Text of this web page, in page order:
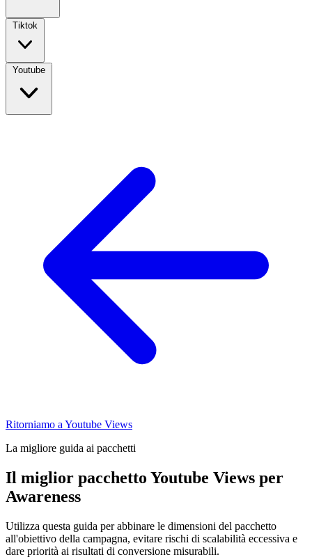
Tiktok
Youtube
Ritorniamo a Youtube Views
La migliore guida ai pacchetti
Il miglior pacchetto Youtube Views per
Awareness
Utilizza questa guida per abbinare le dimensioni del pacchetto
all'obiettivo della campagna, evitare rischi di scalabilità eccessiva e
dare priorità ai risultati di conversione misurabili.